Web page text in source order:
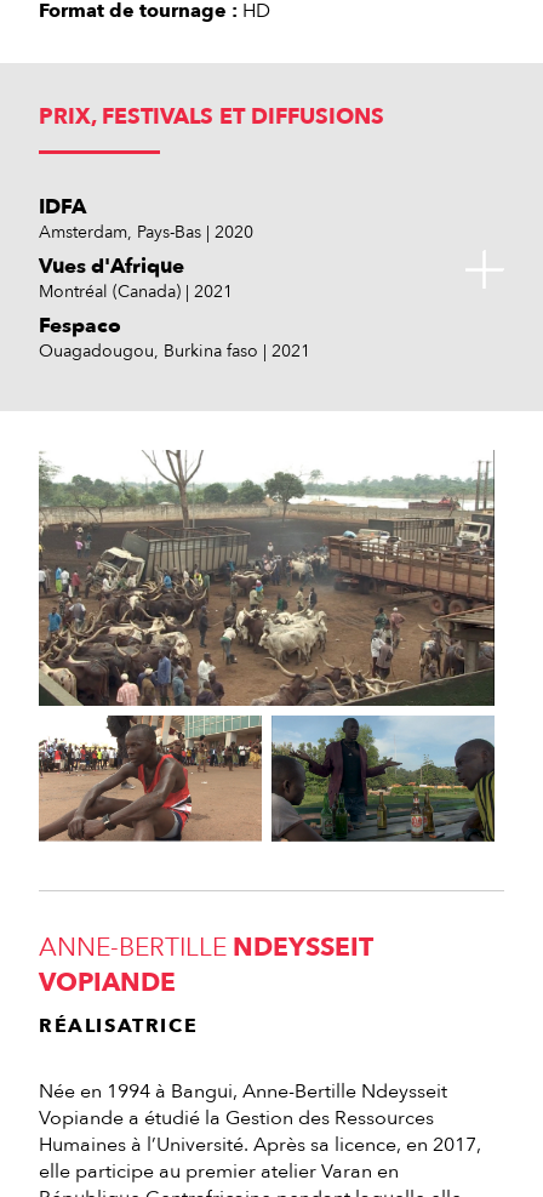
Format de tournage : HD
PRIX, FESTIVALS ET DIFFUSIONS
IDFA
Amsterdam, Pays-Bas 2020
Vues d'Afrique
Montréal (Canada) 2021
Fespaco
Ouagadougou, Burkina faso 2021
Antananarivo, Madagascar 2021
Lomé, Togo 2022
sommeil"
Dosso, Niger 2022
ANNE-BERTILLE NDEYSSEIT
VOPIANDE
RÉALISATRICE
Née en 1994 à Bangui, Anne-Bertille Ndeysseit
Vopiande a étudié la Gestion des Ressources
Humaines à l’Université. Après sa licence, en 2017,
elle participe au premier atelier Varan en